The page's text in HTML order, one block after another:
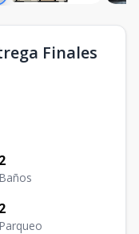
Finales
2
Baños
2
Parqueo